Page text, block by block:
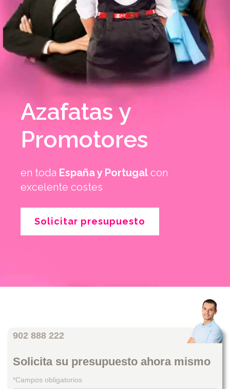
Azafatas y
Promotores
en toda España y Portugal con
excelente costes
Solicitar presupuesto
902 888 222
Solicita su presupuesto ahora mismo
*Campos obligatorios